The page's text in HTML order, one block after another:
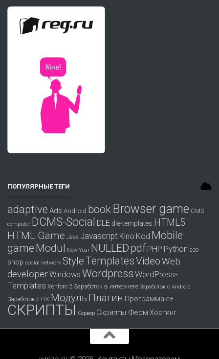
ПОПУЛЯРНЫЕ ТЕГИ
adaptive Ads Android book Browser game CMS
computer DCMS-Social DLE dle-templates HTML5
HTML Game Java Javascript Kino Kod Mobile
gameModul New-Year NULLED pdf PHP Python seo
shop social network StyleTemplatesVideoWeb
developerWindows Wordpress WordPress-
Templates Xenforo 2 Заработок в интернете Заработок с Android
Заработок с ПК Модуль Плагин Программа С#
СКРИПТЫ Сервер Скрипты Ферм Хостинг